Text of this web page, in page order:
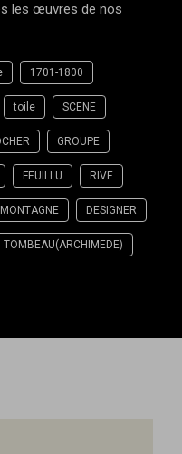
les œuvres de nos
1701-1800
toile SCENE
GROUPE
FEUILLU RIVE
MONTAGNE DESIGNER
TOMBEAU(ARCHIMEDE)